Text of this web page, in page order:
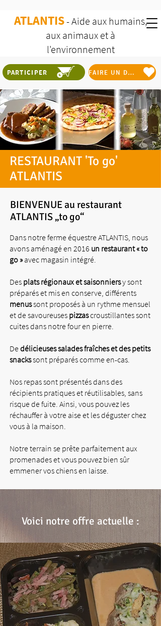
ATLANTIS- Aide aux humains,
aux animaux et à
l'environnement
PARTICIPER FAIRE UN DON
RESTAURANT 'To go'
ATLANTIS
BIENVENUE au restaurant
ATLANTIS „to go“
Dans notre ferme équestre ATLANTIS, nous
avons aménagé en 2016 un restaurant « to
go »avec magasin intégré.
Des plats régionaux et saisonniersy sont
préparés et mis en conserve, différents
menussont proposés à un rythme mensuel
et de savoureuses pizzascroustillantes sont
cuites dans notre four en pierre.
Dedélicieuses salades fraîcheset des petits
snackssont préparés comme en-cas.
Nos repas sont présentés dans des
récipients pratiques et réutilisables, sans
risque de fuite. Ainsi, vous pouvez les
réchauffer à votre aise et les déguster chez
vous à la maison.
Notre terrain se prête parfaitement aux
promenades et vous pouvez bien sûr
emmener vos chiens en laisse.
Voici notre offre actuelle :